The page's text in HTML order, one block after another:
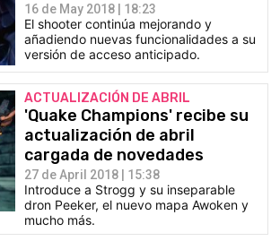
16 de May 2018 | 18:23
El shooter continúa mejorando y
añadiendo nuevas funcionalidades a su
versión de acceso anticipado.
ACTUALIZACIÓN DE ABRIL
'Quake Champions' recibe su
actualización de abril
cargada de novedades
27 de April 2018 | 15:38
Introduce a Strogg y su inseparable
dron Peeker, el nuevo mapa Awoken y
mucho más.